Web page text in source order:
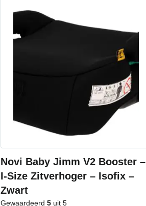
Novi Baby Jimm V2 Booster –
I-Size Zitverhoger – Isofix –
Zwart
Gewaardeerd 5 uit 5